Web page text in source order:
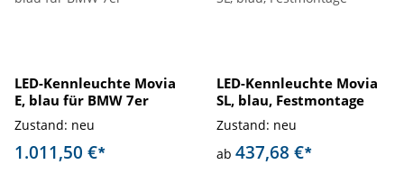
LED-Kennleuchte Movia
E, blau für BMW 7er
Zustand: neu
1.011,50 €*
LED-Kennleuchte Movia
SL, blau, Festmontage
Zustand: neu
ab 437,68 €*